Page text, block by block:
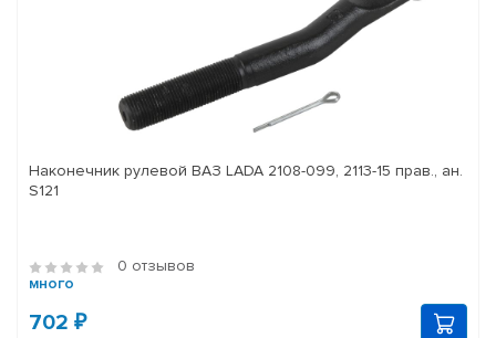
Наконечник рулевой ВАЗ LADA 2108-099, 2113-15 прав., ан.
S121
0 отзывов
много
702 ₽